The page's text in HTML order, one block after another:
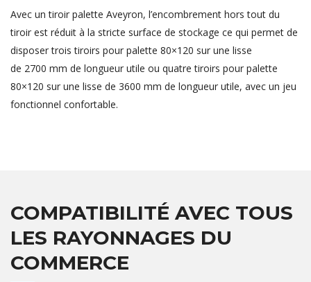
Avec un tiroir palette Aveyron, l’encombrement hors tout du
tiroir est réduit à la stricte surface de stockage ce qui permet de
disposer trois tiroirs pour palette 80×120 sur une lisse
de 2700 mm de longueur utile ou quatre tiroirs pour palette
80×120 sur une lisse de 3600 mm de longueur utile, avec un jeu
fonctionnel confortable.
COMPATIBILITÉ AVEC TOUS
LES RAYONNAGES DU
COMMERCE